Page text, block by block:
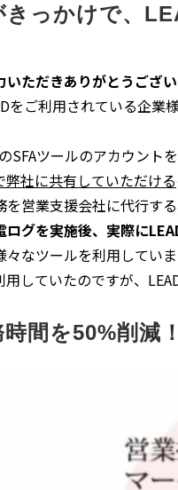
っかけで、
ただきありがとうござ
をご利用されている企業
SFAツールのアカウント
社に共有していただける
営業支援会社に代行す
グを実施後、実際に
々なツールを利用してい
していたのですが、
間を50%削減！